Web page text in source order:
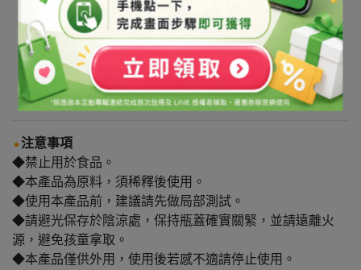
注意事項
◆禁止用於食品。
◆本產品為原料，須稀釋後使用。
◆使用本產品前，建議請先做局部測試。
◆請避光保存於陰涼處，保持瓶蓋確實關緊，並請遠離火
源，避免孩童拿取。
◆本產品僅供外用，使用後若感不適請停止使用。